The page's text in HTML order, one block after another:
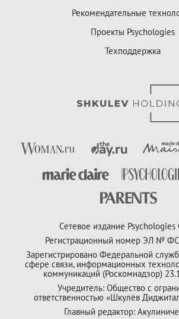
Рекомендательные
Проекты Psychologies
Техподдержка
Сетевое издание Psychologies
Регистрационный номер ЭЛ № ФС
Зарегистрировано Федеральной
сфере связи, информационных
коммуникаций (Роскомнадзор)
Учредитель: Общество с
ответственностью «Шкулёв
Главный редактор: